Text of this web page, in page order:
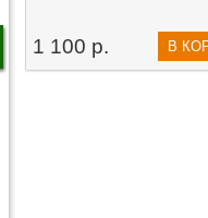
1 100 р. В